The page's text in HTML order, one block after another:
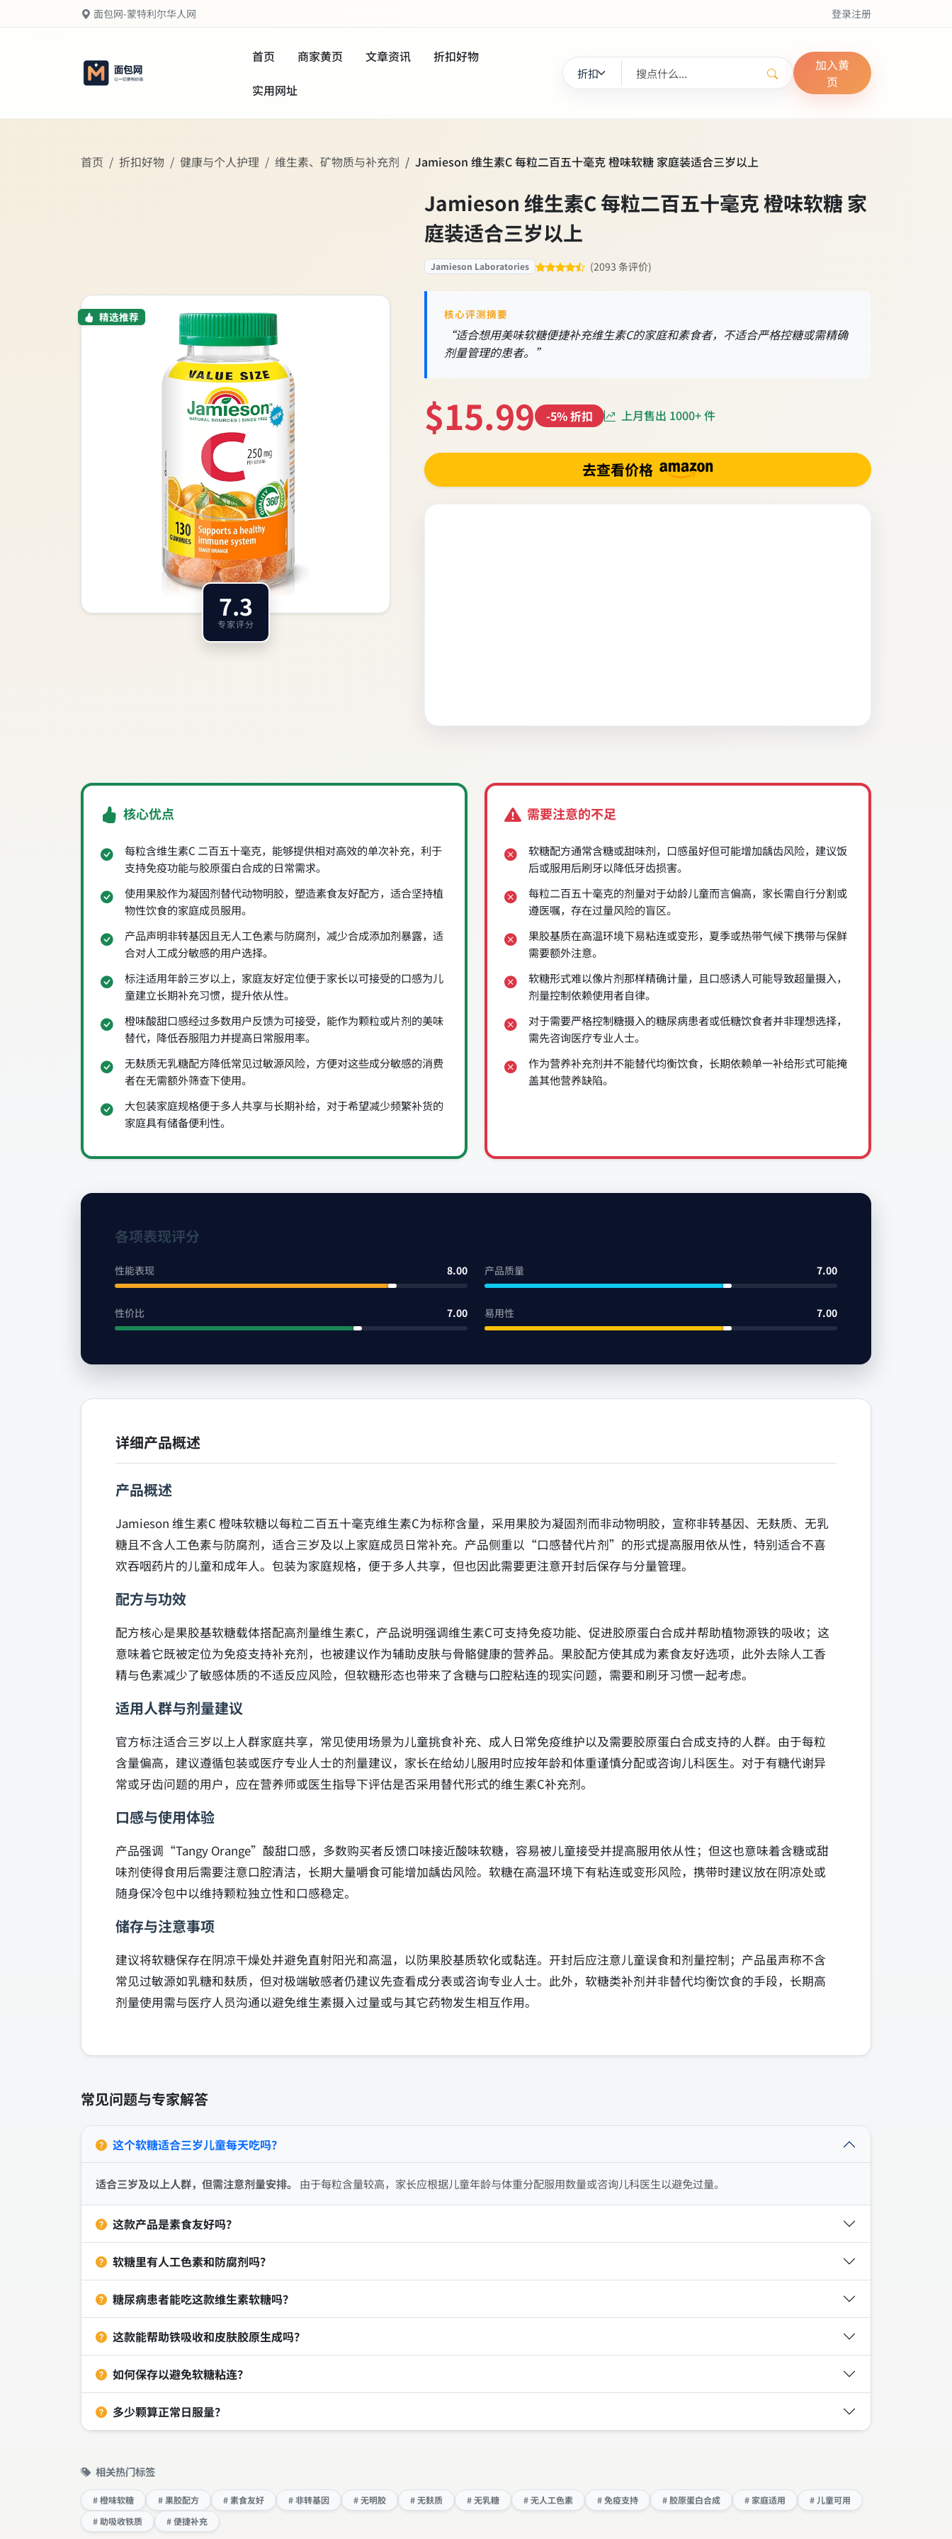
面包网-蒙特利尔华人网 登录注册
首页 商家黄页 文章资讯 折扣好物
实用网址
加入黄
页
首页 折扣好物 健康与个人护理 维生素、矿物质与补充剂 Jamieson 维生素C 每粒二百五十毫克 橙味软糖 家庭装适合三岁以上
精选推荐
7.3
专家评分
Jamieson 维生素C 每粒二百五十毫克 橙味软糖 家
庭装适合三岁以上
Jamieson Laboratories (2093 条评价)
核心评测摘要
“适合想用美味软糖便捷补充维生素C的家庭和素食者，不适合严格控糖或需精确
剂量管理的患者。”
$15.99 -5% 折扣 上月售出 1000+ 件
去查看价格
核心优点
每粒含维生素C 二百五十毫克，能够提供相对高效的单次补充，利于
支持免疫功能与胶原蛋白合成的日常需求。
使用果胶作为凝固剂替代动物明胶，塑造素食友好配方，适合坚持植
物性饮食的家庭成员服用。
产品声明非转基因且无人工色素与防腐剂，减少合成添加剂暴露，适
合对人工成分敏感的用户选择。
标注适用年龄三岁以上，家庭友好定位便于家长以可接受的口感为儿
童建立长期补充习惯，提升依从性。
橙味酸甜口感经过多数用户反馈为可接受，能作为颗粒或片剂的美味
替代，降低吞服阻力并提高日常服用率。
无麸质无乳糖配方降低常见过敏源风险，方便对这些成分敏感的消费
者在无需额外筛查下使用。
大包装家庭规格便于多人共享与长期补给，对于希望减少频繁补货的
家庭具有储备便利性。
需要注意的不足
软糖配方通常含糖或甜味剂，口感虽好但可能增加龋齿风险，建议饭
后或服用后刷牙以降低牙齿损害。
每粒二百五十毫克的剂量对于幼龄儿童而言偏高，家长需自行分割或
遵医嘱，存在过量风险的盲区。
果胶基质在高温环境下易粘连或变形，夏季或热带气候下携带与保鲜
需要额外注意。
软糖形式难以像片剂那样精确计量，且口感诱人可能导致超量摄入，
剂量控制依赖使用者自律。
对于需要严格控制糖摄入的糖尿病患者或低糖饮食者并非理想选择，
需先咨询医疗专业人士。
作为营养补充剂并不能替代均衡饮食，长期依赖单一补给形式可能掩
盖其他营养缺陷。
各项表现评分
性能表现 8.00 产品质量 7.00
性价比 7.00 易用性 7.00
详细产品概述
产品概述
Jamieson 维生素C 橙味软糖以每粒二百五十毫克维生素C为标称含量，采用果胶为凝固剂而非动物明胶，宣称非转基因、无麸质、无乳
糖且不含人工色素与防腐剂，适合三岁及以上家庭成员日常补充。产品侧重以“口感替代片剂”的形式提高服用依从性，特别适合不喜
欢吞咽药片的儿童和成年人。包装为家庭规格，便于多人共享，但也因此需要更注意开封后保存与分量管理。
配方与功效
配方核心是果胶基软糖载体搭配高剂量维生素C，产品说明强调维生素C可支持免疫功能、促进胶原蛋白合成并帮助植物源铁的吸收；这
意味着它既被定位为免疫支持补充剂，也被建议作为辅助皮肤与骨骼健康的营养品。果胶配方使其成为素食友好选项，此外去除人工香
精与色素减少了敏感体质的不适反应风险，但软糖形态也带来了含糖与口腔粘连的现实问题，需要和刷牙习惯一起考虑。
适用人群与剂量建议
官方标注适合三岁以上人群家庭共享，常见使用场景为儿童挑食补充、成人日常免疫维护以及需要胶原蛋白合成支持的人群。由于每粒
含量偏高，建议遵循包装或医疗专业人士的剂量建议，家长在给幼儿服用时应按年龄和体重谨慎分配或咨询儿科医生。对于有糖代谢异
常或牙齿问题的用户，应在营养师或医生指导下评估是否采用替代形式的维生素C补充剂。
口感与使用体验
产品强调“Tangy Orange”酸甜口感，多数购买者反馈口味接近酸味软糖，容易被儿童接受并提高服用依从性；但这也意味着含糖或甜
味剂使得食用后需要注意口腔清洁，长期大量嚼食可能增加龋齿风险。软糖在高温环境下有粘连或变形风险，携带时建议放在阴凉处或
随身保冷包中以维持颗粒独立性和口感稳定。
储存与注意事项
建议将软糖保存在阴凉干燥处并避免直射阳光和高温，以防果胶基质软化或黏连。开封后应注意儿童误食和剂量控制；产品虽声称不含
常见过敏源如乳糖和麸质，但对极端敏感者仍建议先查看成分表或咨询专业人士。此外，软糖类补剂并非替代均衡饮食的手段，长期高
剂量使用需与医疗人员沟通以避免维生素摄入过量或与其它药物发生相互作用。
常见问题与专家解答
这个软糖适合三岁儿童每天吃吗？
适合三岁及以上人群，但需注意剂量安排。 由于每粒含量较高，家长应根据儿童年龄与体重分配服用数量或咨询儿科医生以避免过量。
这款产品是素食友好吗？
软糖里有人工色素和防腐剂吗？
糖尿病患者能吃这款维生素软糖吗？
这款能帮助铁吸收和皮肤胶原生成吗？
如何保存以避免软糖粘连？
多少颗算正常日服量？
相关热门标签
# 橙味软糖 # 果胶配方 # 素食友好 # 非转基因 # 无明胶 # 无麸质 # 无乳糖 # 无人工色素 # 免疫支持 # 胶原蛋白合成 # 家庭适用
# 儿童可用
# 助吸收铁质
# 便捷补充